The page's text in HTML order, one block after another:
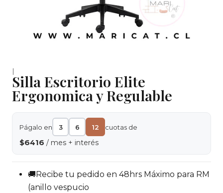
|
Silla Escritorio Elite
Ergonomica y Regulable
Págalo en 3 6 12 cuotas de
$6416 / mes + interés
🚚Recibe tu pedido en 48hrs Máximo para RM
(anillo vespucio